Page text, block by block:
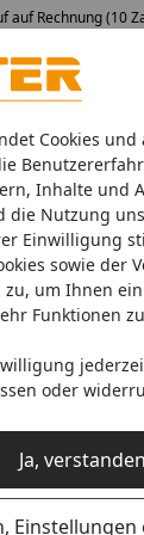
Cookies
Inhalte und
die Nutzung
Einwilligung
sowie der
um Ihnen
Funktionen
oder
Ja, verstanden
Einstellungen
auf Rechnung (10
Dekorpaneele
tertio
8 Artikel